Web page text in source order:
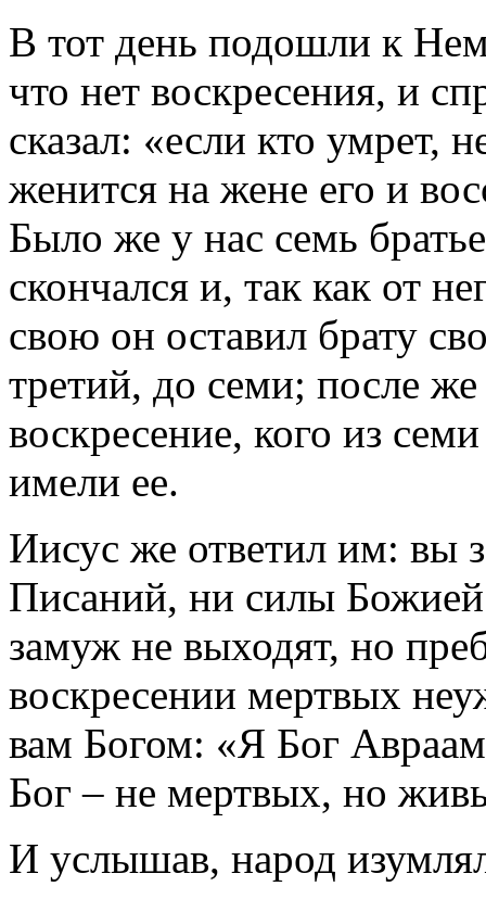
В тот день подошли к
что нет воскресения, и
сказал: «если кто умрет,
женится на жене его и
Было же у нас семь
скончался и, так как от
свою он оставил брату
третий, до семи; после
воскресение, кого из
имели ее.
Иисус же ответил им: вы
Писаний, ни силы
замуж не выходят, но
воскресении мертвых
вам Богом: «Я Бог
Бог – не мертвых, но
И услышав, народ